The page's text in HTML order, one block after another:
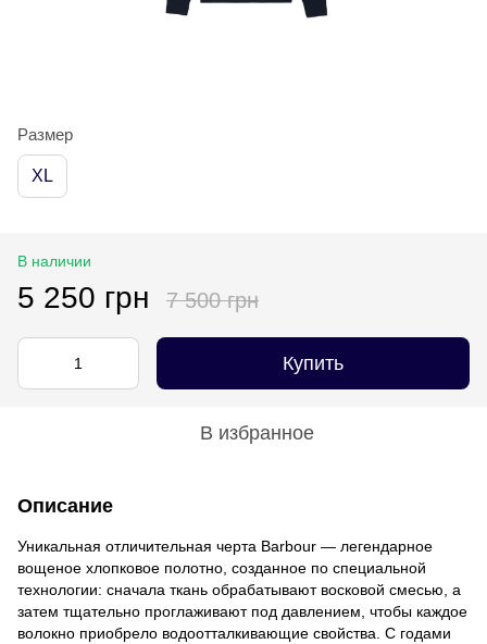
Размер
XL
В наличии
5 250 грн 7 500 грн
Купить
В избранное
Описание
Уникальная отличительная черта Barbour — легендарное
вощеное хлопковое полотно, созданное по специальной
технологии: сначала ткань обрабатывают восковой смесью, а
затем тщательно проглаживают под давлением, чтобы каждое
волокно приобрело водоотталкивающие свойства. С годами